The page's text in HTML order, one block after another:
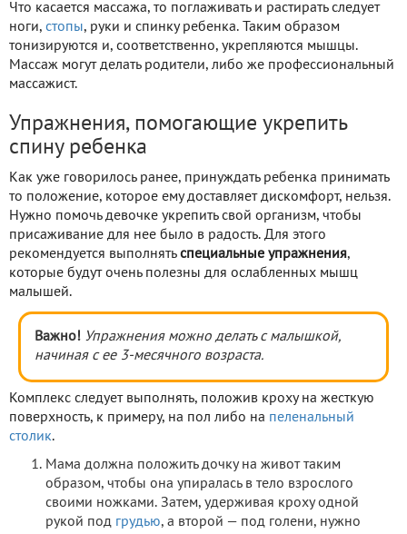
Что касается массажа, то поглаживать и растирать следует
ноги, стопы, руки и спинку ребенка. Таким образом
тонизируются и, соответственно, укрепляются мышцы.
Массаж могут делать родители, либо же профессиональный
массажист.
Упражнения, помогающие укрепить
спину ребенка
Как уже говорилось ранее, принуждать ребенка принимать
то положение, которое ему доставляет дискомфорт, нельзя.
Нужно помочь девочке укрепить свой организм, чтобы
присаживание для нее было в радость. Для этого
рекомендуется выполнять специальные упражнения,
которые будут очень полезны для ослабленных мышц
малышей.
Важно! Упражнения можно делать с малышкой,
начиная с ее 3-месячного возраста.
Комплекс следует выполнять, положив кроху на жесткую
поверхность, к примеру, на пол либо на пеленальный
столик.
Мама должна положить дочку на живот таким
образом, чтобы она упиралась в тело взрослого
своими ножками. Затем, удерживая кроху одной
рукой под грудью, а второй — под голени, нужно